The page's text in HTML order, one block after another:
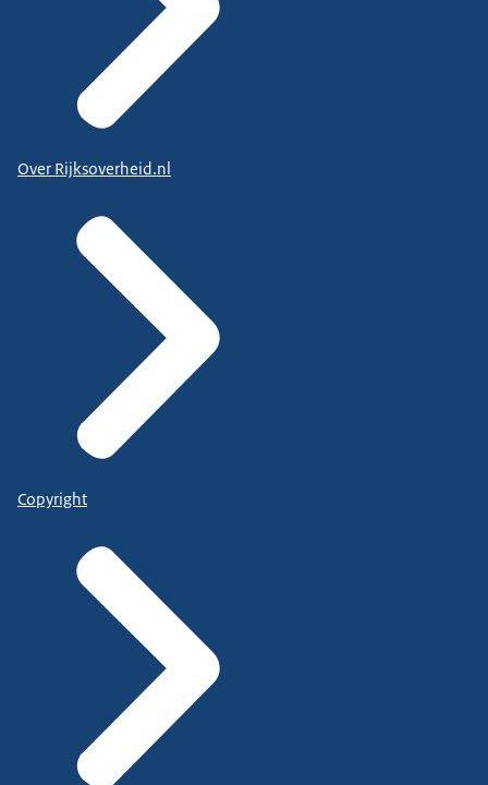
Over Rijksoverheid.nl
Copyright